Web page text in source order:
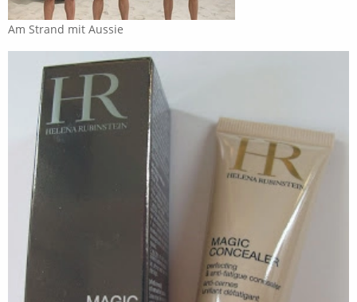
Am Strand mit Aussie